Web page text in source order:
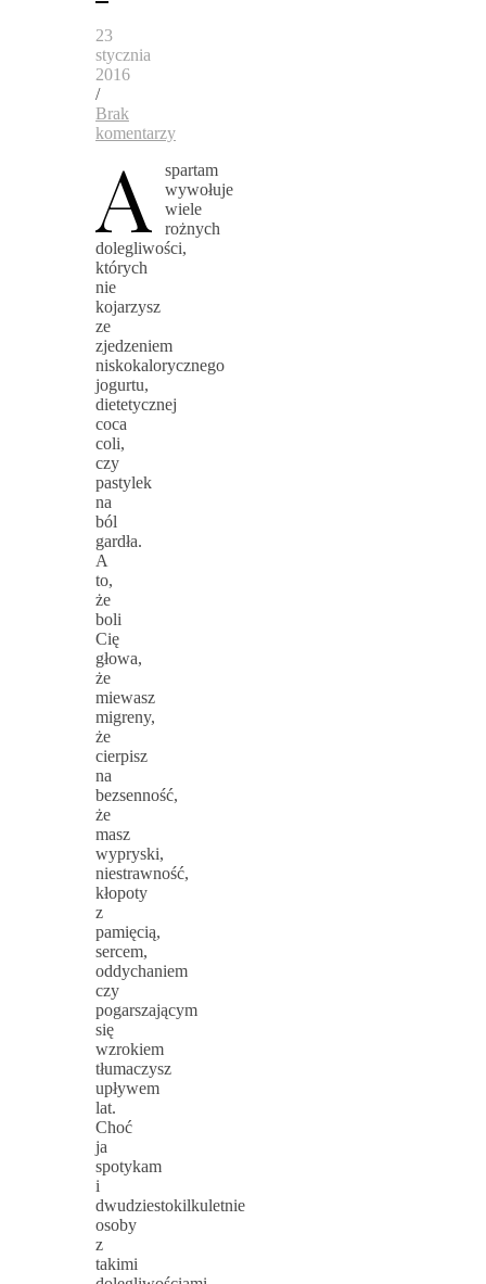
23
stycznia
2016
/
Brak
komentarzy
A
spartam
wywołuje
wiele
rożnych
dolegliwości,
których
nie
kojarzysz
ze
zjedzeniem
niskokalorycznego
jogurtu,
dietetycznej
coca
coli,
czy
pastylek
na
ból
gardła.
A
to,
że
boli
Cię
głowa,
że
miewasz
migreny,
że
cierpisz
na
bezsenność,
że
masz
wypryski,
niestrawność,
kłopoty
z
pamięcią,
sercem,
oddychaniem
czy
pogarszającym
się
wzrokiem
tłumaczysz
upływem
lat.
Choć
ja
spotykam
i
dwudziestokilkuletnie
osoby
z
takimi